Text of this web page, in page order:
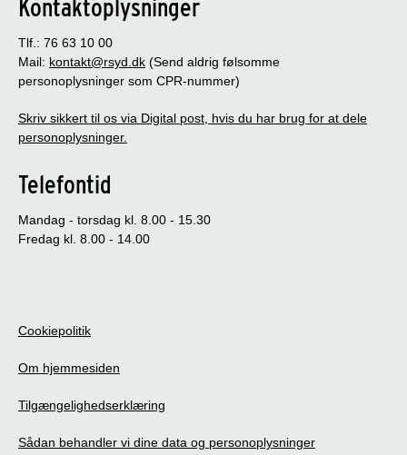
Kontaktoplysninger
Tlf.: 76 63 10 00
Mail: kontakt@rsyd.dk (Send aldrig følsomme
personoplysninger som CPR-nummer)
Skriv sikkert til os via Digital post, hvis du har brug for at dele
personoplysninger.
Telefontid
Mandag - torsdag kl. 8.00 - 15.30
Fredag kl. 8.00 - 14.00
Cookiepolitik
Om hjemmesiden
Tilgængelighedserklæring
Sådan behandler vi dine data og personoplysninger